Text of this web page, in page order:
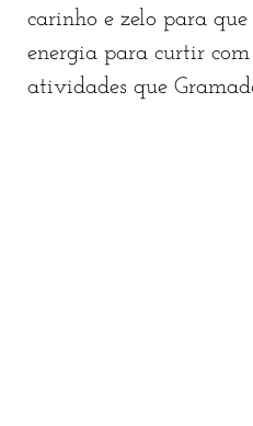
carinho e zelo para que
energia para curtir
atividades que